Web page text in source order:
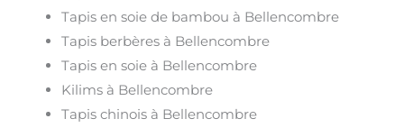
Tapis en soie de bambou à Bellencombre
Tapis berbères à Bellencombre
Tapis en soie à Bellencombre
Kilims à Bellencombre
Tapis chinois à Bellencombre